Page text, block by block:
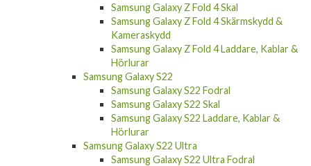
Samsung Galaxy Z Fold 4 Skal
Samsung Galaxy Z Fold 4 Skärmskydd &
Kameraskydd
Samsung Galaxy Z Fold 4 Laddare, Kablar &
Hörlurar
Samsung Galaxy S22
Samsung Galaxy S22 Fodral
Samsung Galaxy S22 Skal
Samsung Galaxy S22 Laddare, Kablar &
Hörlurar
Samsung Galaxy S22 Ultra
Samsung Galaxy S22 Ultra Fodral